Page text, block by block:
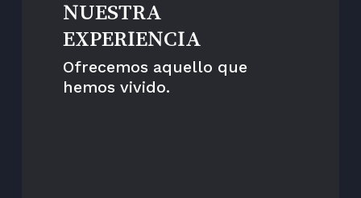
NUESTRA
EXPERIENCIA
Ofrecemos aquello que
hemos vivido.